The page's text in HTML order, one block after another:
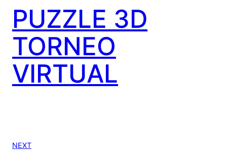
PUZZLE 3D
TORNEO
VIRTUAL
NEXT